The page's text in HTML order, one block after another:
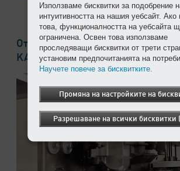
Открийте истинският цвят –
KAESER и спестете.
Използваме бисквитки за подобрение
интуитивността на нашия уебсайт.
това, функционалността на уебсайта
ограничена. Освен това използваме
проследяващи бисквитки от трети
установим предпочитанията на
Научете повече за бисквитките.
Промяна на настройките на
Разрешаване на всички бисквитки